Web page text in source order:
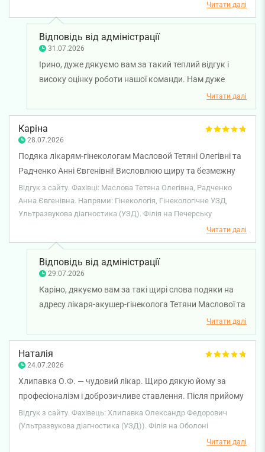
Читати далі
Відповідь від адміністрації
31.07.2026
Ірино, дуже дякуємо вам за такий теплий відгук і
високу оцінку роботи нашої команди. Нам дуже
приємно, що візит до лікаря ультразвукової
діагностики Артура Фріза залишив у вас лише
позитивні враження, а консультація пройшла на
високому рівні. Бажаємо вам міцного здоров'я!
Читати далі
Каріна
28.07.2026
Подяка лікарям-гінекологам Масловой Тетяні Олегівні та
Радченко Анні Євгенівні! Висловлюю щиру та безмежну
подяку лікарям-гінекологам за високий професіоналізм,
компетентність, уважне та чуйне ставлення до пацієнтів.
Дякую Вам за турботу, підтримку, людяність і
відповідальне ставлення до своєї надзвичайно важливої
роботи. Ваша професійність, уважність до кожної
пацієнтки та бажання допомогти викликають щиру
повагу та вдячність. Нехай Ваша нелегка, але
надзвичайно важлива праця завжди буде гідно оцінена, а
кожен день приносить задоволення від результатів Вашої
роботи та вдячність пацієнтів. Бажаю Вам міцного
здоров'я, добробуту, професійних успіхів, невичерпних сил
та якомога більше щасливих і здорових пацієнток! Щиро
дякую Вам за Вашу працю!
Відгук з сайту. Фахівці: Маслова Тетяна Олегівна, Радченко
Анна Євгенівна. Напрями: Гінекологія, Гінекологічне УЗД,
Ультразвукова діагностика (УЗД). Філія на Печерську
Читати далі
Відповідь від адміністрації
29.07.2026
Каріно, дякуємо вам за такі щирі слова подяки на
адресу лікаря-акушер-гінеколога Тетяни Маслової та
лікаря ультразвукової діагностики Анни Радченко.
Нам дуже приємно, що робота наших лікарів
залишила у вас настільки позитивні враження.
Уважність до деталей, відповідальний підхід,
професійність і турбота про кожну пацієнтку є
важливими принципами роботи нашої команди. Ми
цінуємо довіру наших пацієнтів і раді, що ви відчули
підтримку та впевненість під час звернення до
спеціалістів. Бажаємо вам міцного здоров'я!
Читати далі
Наталія
24.07.2026
Хлипавка О.Ф. — чудовий лікар. Щиро дякую йому за
професіоналізм і доброзичливе ставлення. Після прийому
залишилися лише позитивні враження.
Відгук з сайту. Фахівець: Хлипавка Олександр Федорович
(Ультразвукова діагностика (УЗД)). Філія на Оболоні
Читати далі